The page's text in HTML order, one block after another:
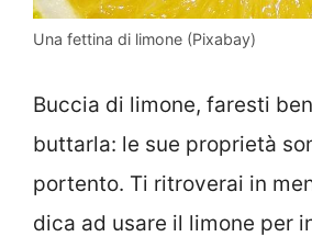
Una fettina di limone (Pixabay)
Buccia di limone, faresti
buttarla: le sue proprietà
portento. Ti ritroverai in
dica ad usare il limone per